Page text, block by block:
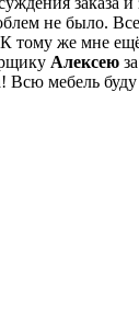
не было.
тому же мне
Алексею
Всю мебель буду